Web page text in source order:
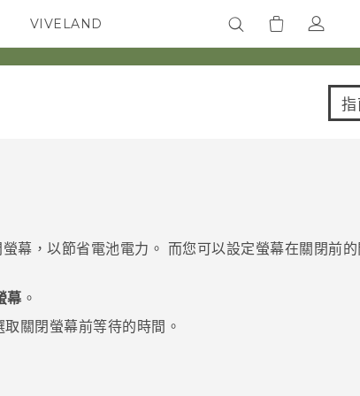
VIVELAND
幕，以節省電池電力。 而您可以設定螢幕在關閉前
幕。
取關閉螢幕前等待的時間。